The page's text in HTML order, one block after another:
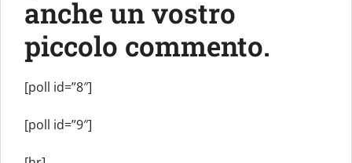
anche un vostro
piccolo commento.
[poll id=”8″]
[poll id=”9″]